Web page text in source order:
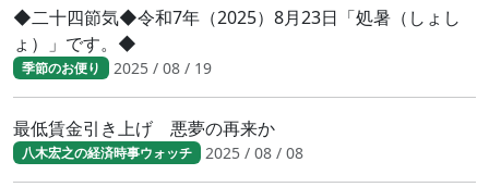
◆二十四節気◆令和7年（2025）8月23日「処暑（しょし
ょ）」です。◆
季節のお便り 2025 / 08 / 19
最低賃金引き上げ 悪夢の再来か
八木宏之の経済時事ウォッチ 2025 / 08 / 08